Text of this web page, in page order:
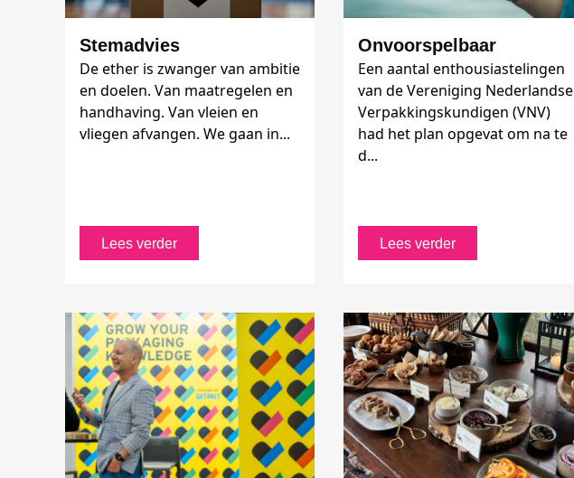
Stemadvies
De ether is zwanger van ambitie
en doelen. Van maatregelen en
handhaving. Van vleien en
vliegen afvangen. We gaan in...
Lees verder
Onvoorspelbaar
Een aantal enthousiastelingen
van de Vereniging Nederlandse
Verpakkingskundigen (VNV)
had het plan opgevat om na te
d...
Lees verder